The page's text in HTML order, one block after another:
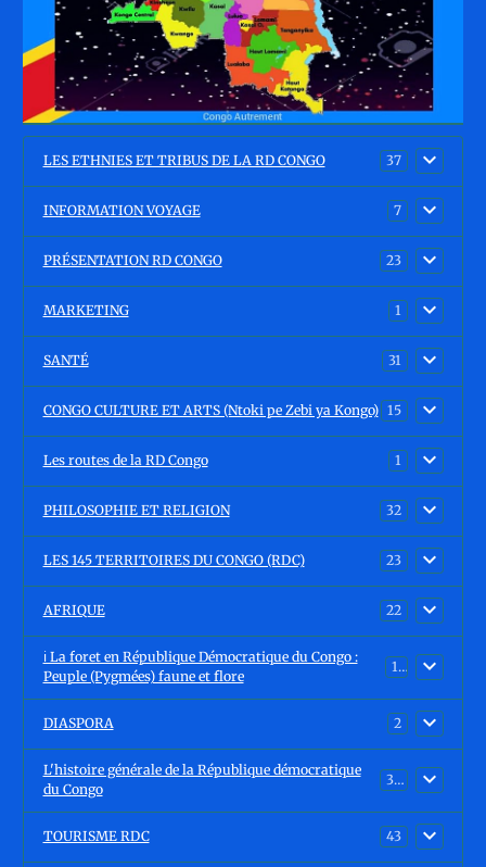
LES ETHNIES ET TRIBUS DE LA RD CONGO 37
INFORMATION VOYAGE 7
PRÉSENTATION RD CONGO 23
MARKETING 1
SANTÉ 31
CONGO CULTURE ET ARTS (Ntoki pe Zebi ya Kongo) 15
Les routes de la RD Congo 1
PHILOSOPHIE ET RELIGION 32
LES 145 TERRITOIRES DU CONGO (RDC) 23
AFRIQUE 22
ℹ️ La foret en République Démocratique du Congo :
Peuple (Pygmées) faune et flore
15
DIASPORA 2
L'histoire générale de la République démocratique
du Congo
30
TOURISME RDC 43